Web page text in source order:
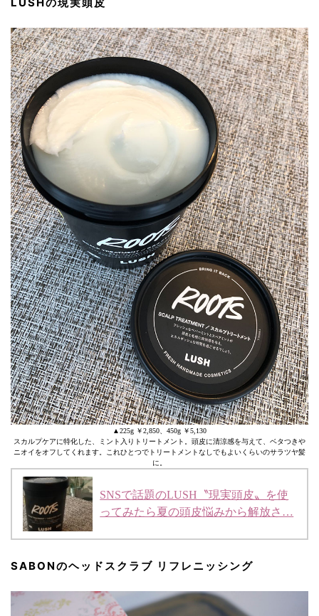
LUSHの現実頭皮
▲225g ￥2,850、450g ￥5,130
スカルプケアに特化した、ミント入りトリートメント。頭皮に清涼感を与えて、ベタつきや
ニオイをオフしてくれます。これひとつでトリートメントなしでもよいくらいのサラツヤ髪
に。
SNSで話題のLUSH〝現実頭皮〟を使
ってみたら夏の頭皮悩みから解放さ…
SABONのヘッドスクラブ リフレニッシング